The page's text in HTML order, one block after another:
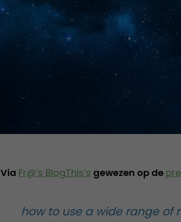
Via Fr@‘s BlogThis’s gewezen op de
how to use a wide range of